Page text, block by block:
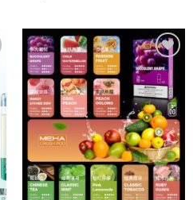
Add to
wishlist